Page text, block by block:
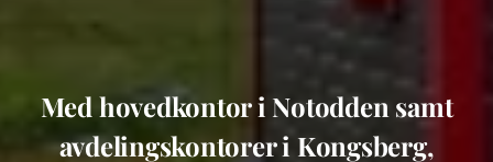
Med hovedkontor i Notodden samt
avdelingskontorer i Kongsberg,